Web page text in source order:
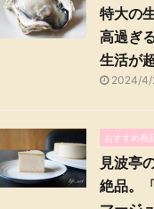
特大の
高過ぎ
生活が
2024/4/
おすすめ商
見波亭
絶品。